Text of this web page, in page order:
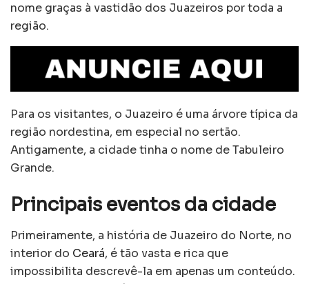
nome graças à vastidão dos Juazeiros por toda a
região.
Para os visitantes, o Juazeiro é uma árvore típica da
região nordestina, em especial no sertão.
Antigamente, a cidade tinha o nome de Tabuleiro
Grande.
Principais eventos da cidade
Primeiramente, a história de Juazeiro do Norte, no
interior do Ceará, é tão vasta e rica que
impossibilita descrevê-la em apenas um conteúdo.